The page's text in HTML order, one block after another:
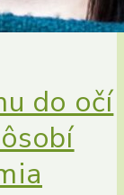
do očí